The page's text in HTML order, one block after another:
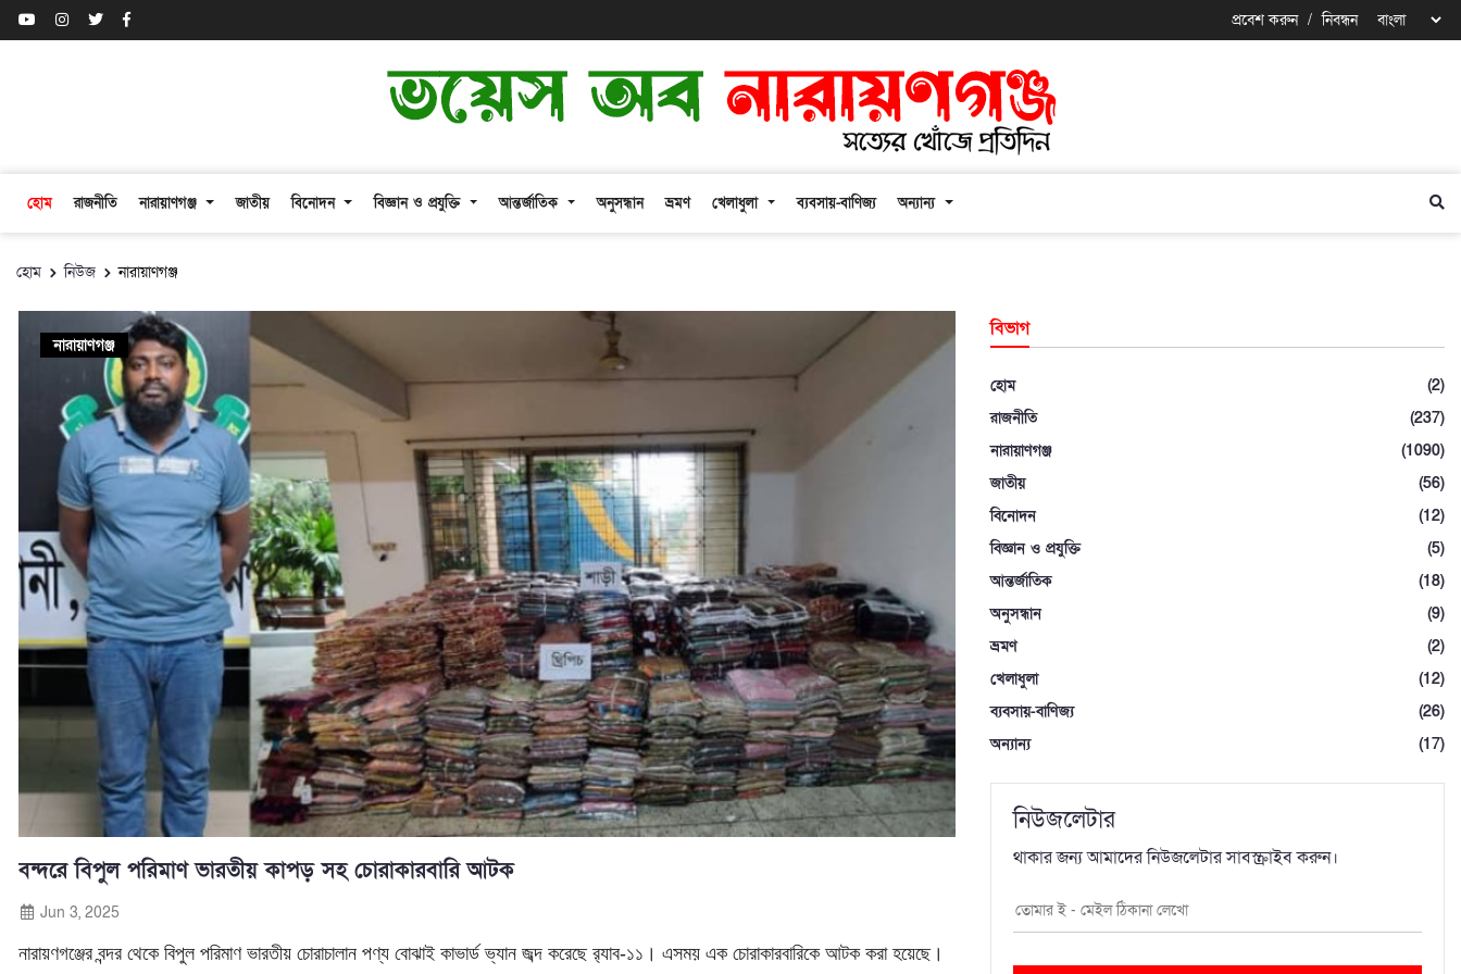
প্রবেশ করুন / নিবন্ধন
হোম রাজনীতি নারায়াণগঞ্জ জাতীয় বিনোদন বিজ্ঞান ও প্রযুক্তি আন্তর্জাতিক অনুসন্ধান ভ্রমণ খেলাধুলা ব্যবসায়-বাণিজ্য অন্যান্য
হোম নিউজ নারায়াণগঞ্জ
নারায়াণগঞ্জ
বন্দরে বিপুল পরিমাণ ভারতীয় কাপড় সহ চোরাকারবারি আটক
Jun 3, 2025
নারায়ণগঞ্জের বন্দর থেকে বিপুল পরিমাণ ভারতীয় চোরাচালান পণ্য বোঝাই কাভার্ড ভ্যান জব্দ করেছে র‌্যাব-১১। এসময় এক চোরাকারবারিকে আটক করা হয়েছে।
বিভাগ
হোম
(2)
রাজনীতি
(237)
নারায়াণগঞ্জ
(1090)
জাতীয়
(56)
বিনোদন
(12)
বিজ্ঞান ও প্রযুক্তি
(5)
আন্তর্জাতিক
(18)
অনুসন্ধান
(9)
ভ্রমণ
(2)
খেলাধুলা
(12)
ব্যবসায়-বাণিজ্য
(26)
অন্যান্য
(17)
নিউজলেটার
থাকার জন্য আমাদের নিউজলেটার সাবস্ক্রাইব করুন।